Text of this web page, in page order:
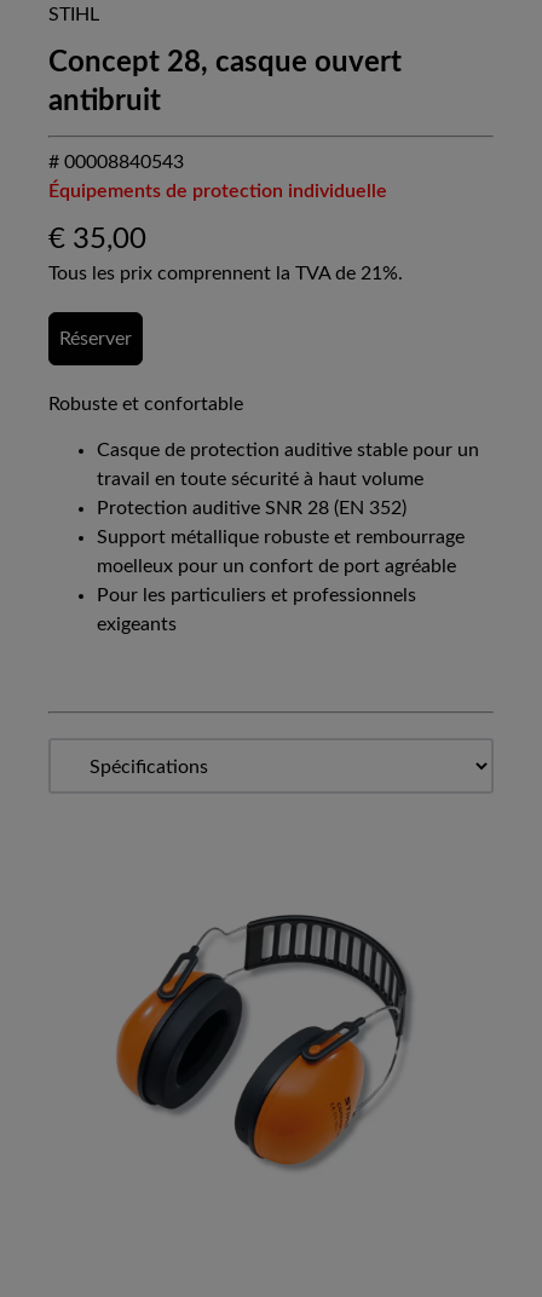
STIHL
Concept 28, casque ouvert
antibruit
# 00008840543
Équipements de protection individuelle
€ 35,00
Tous les prix comprennent la TVA de 21%.
Réserver
Robuste et confortable
Casque de protection auditive stable pour un
travail en toute sécurité à haut volume
Protection auditive SNR 28 (EN 352)
Support métallique robuste et rembourrage
moelleux pour un confort de port agréable
Pour les particuliers et professionnels
exigeants